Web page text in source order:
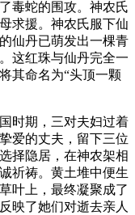
毒蛇的围攻。神农氏
求援。神农氏服下仙
仙丹已萌发出一棵青
这红珠与仙丹完全一
其命名为“头顶一颗
时期，三对夫妇过着
爱的丈夫，留下三位
择隐居，在神农架相
祈祷。黄土堆中便生
叶上，最终凝聚成了
映了她们对逝去亲人